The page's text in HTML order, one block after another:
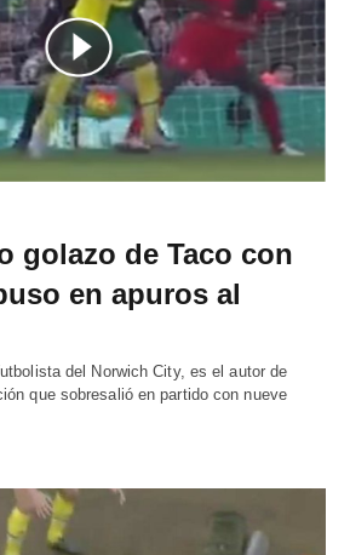
golazo de Taco con
en apuros al
del Norwich City, es el autor de
que sobresalió en partido con nueve